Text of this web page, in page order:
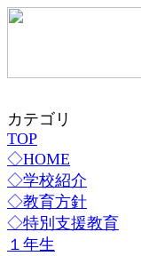
カテゴリ
TOP
◇HOME
◇学校紹介
◇教育方針
◇特別支援教育
１年生